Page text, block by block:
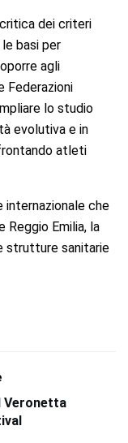
dei criteri
basi per
agli
Federazioni
lo studio
evolutiva e in
atleti
internazionale che
Reggio Emilia, la
strutture sanitarie
Veronetta